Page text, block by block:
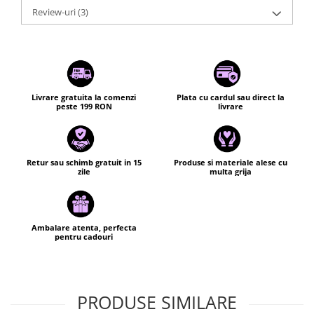
Review-uri(3)
Livrare gratuita la comenzi
peste 199 RON
Plata cu cardul sau direct la
livrare
Retur sau schimb gratuit in 15
zile
Produse si materiale alese cu
multa grija
Ambalare atenta, perfecta
pentru cadouri
PRODUSE SIMILARE